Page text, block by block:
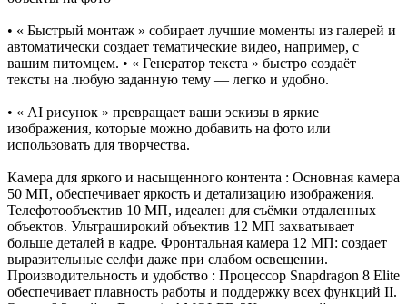
• « Быстрый монтаж » собирает лучшие моменты из галерей и
автоматически создает тематические видео, например, с
вашим питомцем. • « Генератор текста » быстро создаёт
тексты на любую заданную тему — легко и удобно.
• « AI рисунок » превращает ваши эскизы в яркие
изображения, которые можно добавить на фото или
использовать для творчества.
Камера для яркого и насыщенного контента : Основная камера
50 МП, обеспечивает яркость и детализацию изображения.
Телефотообъектив 10 МП, идеален для съёмки отдаленных
объектов. Ультраширокий объектив 12 МП захватывает
больше деталей в кадре. Фронтальная камера 12 МП: создает
выразительные селфи даже при слабом освещении.
Производительность и удобство : Процессор Snapdragon 8 Elite
обеспечивает плавность работы и поддержку всех функций II.